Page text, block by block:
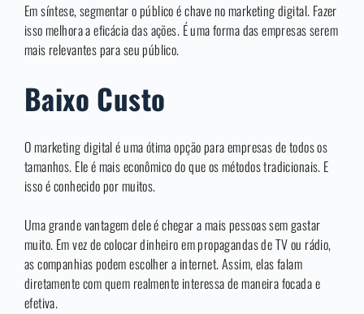
Em síntese, segmentar o público é chave no marketing digital. Fazer
isso melhora a eficácia das ações. É uma forma das empresas serem
mais relevantes para seu público.
Baixo Custo
O marketing digital é uma ótima opção para empresas de todos os
tamanhos. Ele é mais econômico do que os métodos tradicionais. E
isso é conhecido por muitos.
Uma grande vantagem dele é chegar a mais pessoas sem gastar
muito. Em vez de colocar dinheiro em propagandas de TV ou rádio,
as companhias podem escolher a internet. Assim, elas falam
diretamente com quem realmente interessa de maneira focada e
efetiva.